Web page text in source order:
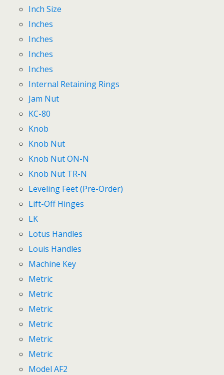
Inch Size
Inches
Inches
Inches
Inches
Internal Retaining Rings
Jam Nut
KC-80
Knob
Knob Nut
Knob Nut ON-N
Knob Nut TR-N
Leveling Feet (Pre-Order)
Lift-Off Hinges
LK
Lotus Handles
Louis Handles
Machine Key
Metric
Metric
Metric
Metric
Metric
Metric
Model AF2